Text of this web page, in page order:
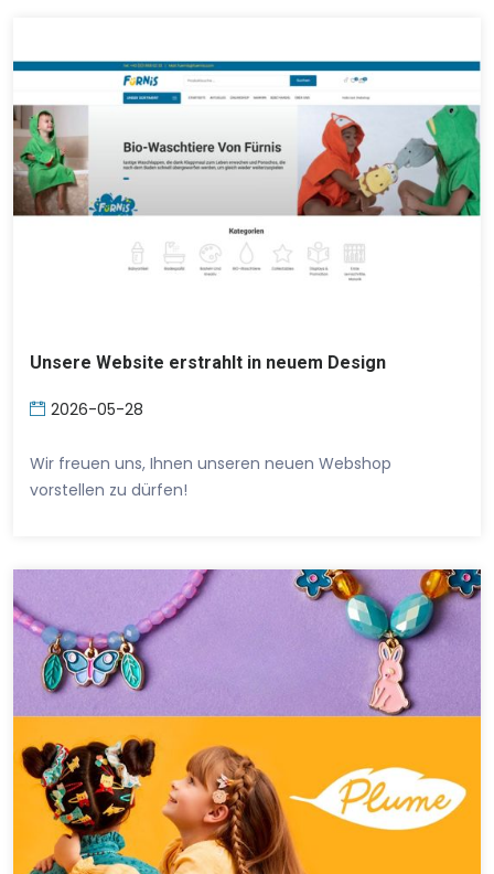
Unsere Website erstrahlt in neuem Design
2026-05-28
Wir freuen uns, Ihnen unseren neuen Webshop
vorstellen zu dürfen!